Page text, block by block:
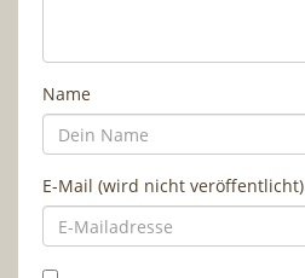
Name
E-Mail (wird nicht veröffentlicht)